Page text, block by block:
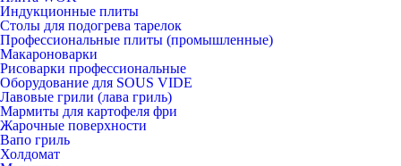
Индукционные плиты
Столы для подогрева тарелок
Профессиональные плиты (промышленные)
Макароноварки
Рисоварки профессиональные
Оборудование для SOUS VIDE
Лавовые грили (лава гриль)
Мармиты для картофеля фри
Жарочные поверхности
Вапо гриль
Холдомат